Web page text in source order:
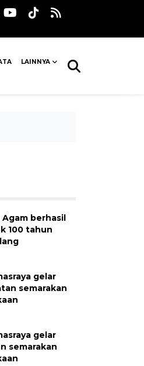
LAINNYA
berhasil
100 tahun
gelar
semarakan
gelar
semarakan